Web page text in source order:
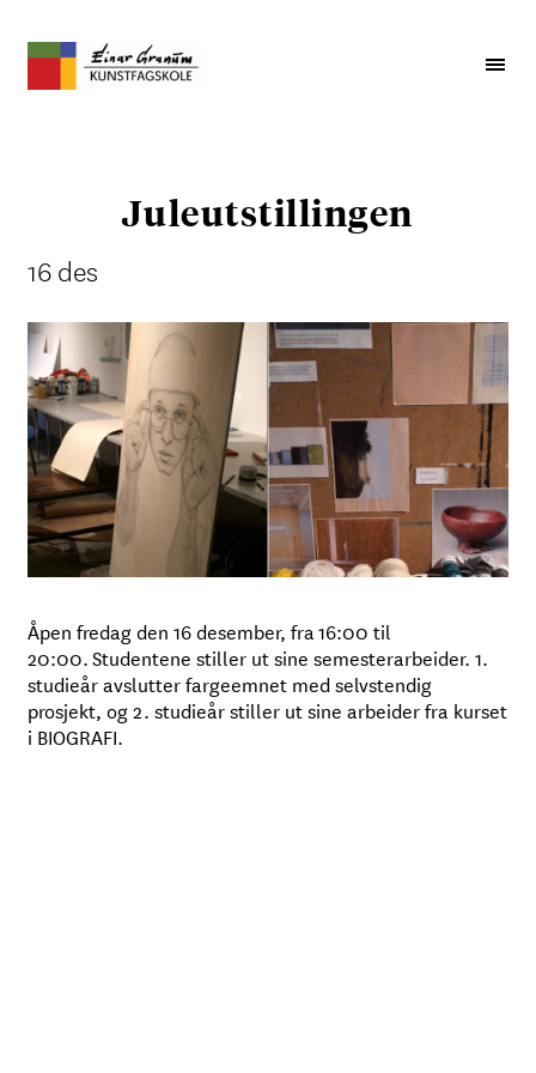
Juleutstillingen
16 des
Åpen fredag den 16 desember, fra 16:00 til
20:00. Studentene stiller ut sine semesterarbeider. 1.
studieår avslutter fargeemnet med selvstendig
prosjekt, og 2. studieår stiller ut sine arbeider fra kurset
i BIOGRAFI.